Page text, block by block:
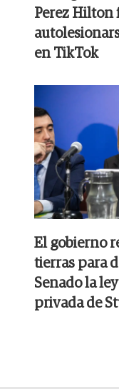
Perez Hilton
en TikTok
El gobierno
tierras para
Senado la
privada de